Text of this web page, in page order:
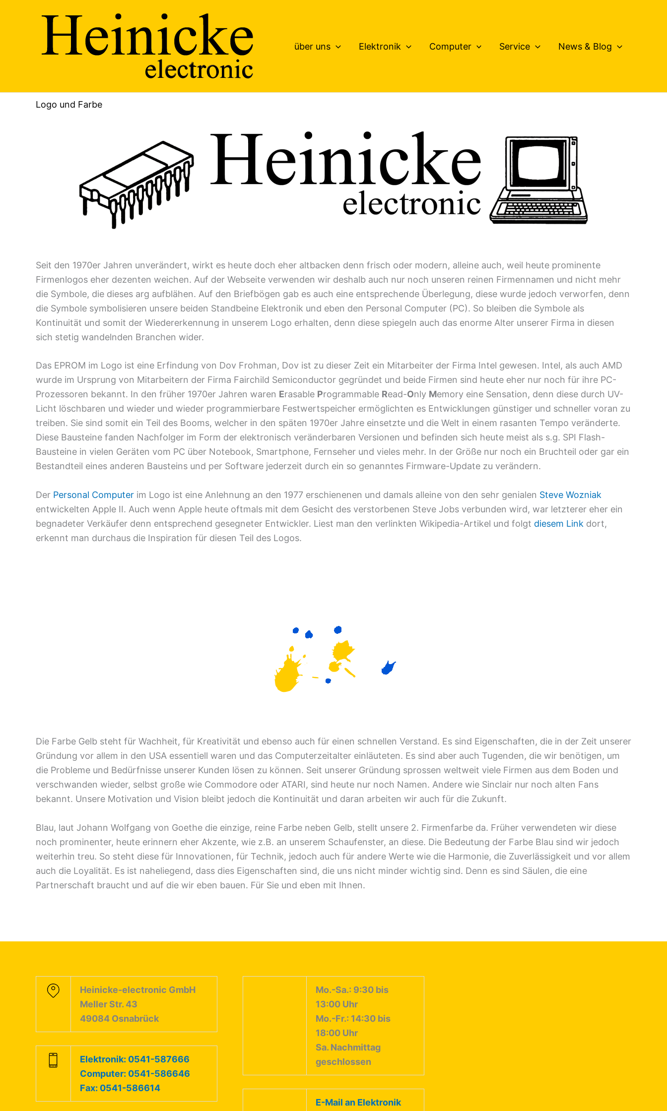
über uns
Elektronik Computer Service News & Blog
Logo und Farbe
Seit den 1970er Jahren unverändert, wirkt es heute doch eher altbacken denn frisch oder modern, alleine auch, weil heute prominente
Firmenlogos eher dezenten weichen. Auf der Webseite verwenden wir deshalb auch nur noch unseren reinen Firmennamen und nicht mehr
die Symbole, die dieses arg aufblähen. Auf den Briefbögen gab es auch eine entsprechende Überlegung, diese wurde jedoch verworfen, denn
die Symbole symbolisieren unsere beiden Standbeine Elektronik und eben den Personal Computer (PC). So bleiben die Symbole als
Kontinuität und somit der Wiedererkennung in unserem Logo erhalten, denn diese spiegeln auch das enorme Alter unserer Firma in diesen
sich stetig wandelnden Branchen wider.
Das EPROM im Logo ist eine Erfindung von Dov Frohman, Dov ist zu dieser Zeit ein Mitarbeiter der Firma Intel gewesen. Intel, als auch AMD
wurde im Ursprung von Mitarbeitern der Firma Fairchild Semiconductor gegründet und beide Firmen sind heute eher nur noch für ihre PC-
Prozessoren bekannt. In den früher 1970er Jahren waren Erasable Programmable Read-Only Memory eine Sensation, denn diese durch UV-
Licht löschbaren und wieder und wieder programmierbare Festwertspeicher ermöglichten es Entwicklungen günstiger und schneller voran zu
treiben. Sie sind somit ein Teil des Booms, welcher in den späten 1970er Jahre einsetzte und die Welt in einem rasanten Tempo veränderte.
Diese Bausteine fanden Nachfolger im Form der elektronisch veränderbaren Versionen und befinden sich heute meist als s.g. SPI Flash-
Bausteine in vielen Geräten vom PC über Notebook, Smartphone, Fernseher und vieles mehr. In der Größe nur noch ein Bruchteil oder gar ein
Bestandteil eines anderen Bausteins und per Software jederzeit durch ein so genanntes Firmware-Update zu verändern.
Der Personal Computer im Logo ist eine Anlehnung an den 1977 erschienenen und damals alleine von den sehr genialen Steve Wozniak
entwickelten Apple II. Auch wenn Apple heute oftmals mit dem Gesicht des verstorbenen Steve Jobs verbunden wird, war letzterer eher ein
begnadeter Verkäufer denn entsprechend gesegneter Entwickler. Liest man den verlinkten Wikipedia-Artikel und folgt diesem Link dort,
erkennt man durchaus die Inspiration für diesen Teil des Logos.
Die Farbe Gelb steht für Wachheit, für Kreativität und ebenso auch für einen schnellen Verstand. Es sind Eigenschaften, die in der Zeit unserer
Gründung vor allem in den USA essentiell waren und das Computerzeitalter einläuteten. Es sind aber auch Tugenden, die wir benötigen, um
die Probleme und Bedürfnisse unserer Kunden lösen zu können. Seit unserer Gründung sprossen weltweit viele Firmen aus dem Boden und
verschwanden wieder, selbst große wie Commodore oder ATARI, sind heute nur noch Namen. Andere wie Sinclair nur noch alten Fans
bekannt. Unsere Motivation und Vision bleibt jedoch die Kontinuität und daran arbeiten wir auch für die Zukunft.
Blau, laut Johann Wolfgang von Goethe die einzige, reine Farbe neben Gelb, stellt unsere 2. Firmenfarbe da. Früher verwendeten wir diese
noch prominenter, heute erinnern eher Akzente, wie z.B. an unserem Schaufenster, an diese. Die Bedeutung der Farbe Blau sind wir jedoch
weiterhin treu. So steht diese für Innovationen, für Technik, jedoch auch für andere Werte wie die Harmonie, die Zuverlässigkeit und vor allem
auch die Loyalität. Es ist naheliegend, dass dies Eigenschaften sind, die uns nicht minder wichtig sind. Denn es sind Säulen, die eine
Partnerschaft braucht und auf die wir eben bauen. Für Sie und eben mit Ihnen.
Heinicke-electronic GmbH
Meller Str. 43
49084 Osnabrück
Elektronik: 0541-587666
Computer: 0541-586646
Fax: 0541-586614
Mo.-Sa.: 9:30 bis
13:00 Uhr
Mo.-Fr.: 14:30 bis
18:00 Uhr
Sa. Nachmittag
geschlossen
E-Mail an Elektronik